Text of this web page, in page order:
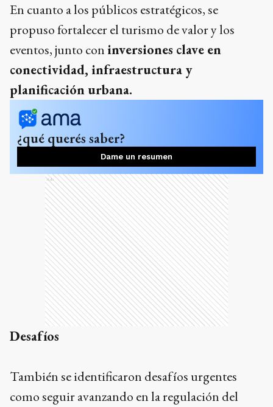
En cuanto a los públicos estratégicos, se
propuso fortalecer el turismo de valor y los
eventos, junto con inversiones clave en
conectividad, infraestructura y
planificación urbana.
¿qué querés saber?
Dame un resumen
Ads
Desafíos
También se identificaron desafíos urgentes
como seguir avanzando en la regulación del